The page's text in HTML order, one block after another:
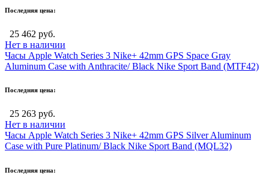
Последняя цена:
25 462 руб.
Нет в наличии
Часы Apple Watch Series 3 Nike+ 42mm GPS Space Gray
Aluminum Case with Anthracite/ Black Nike Sport Band (MTF42)
Последняя цена:
25 263 руб.
Нет в наличии
Часы Apple Watch Series 3 Nike+ 42mm GPS Silver Aluminum
Case with Pure Platinum/ Black Nike Sport Band (MQL32)
Последняя цена: